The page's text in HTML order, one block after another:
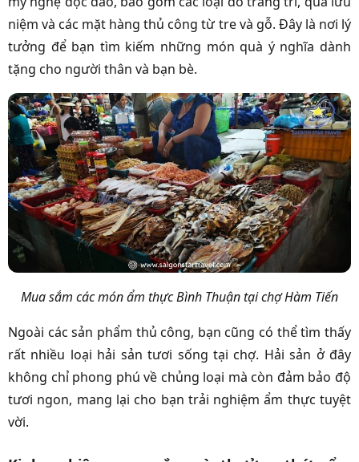
niệm và các mặt hàng thủ công từ tre và gỗ. Đây là nơi lý
tưởng để bạn tìm kiếm những món quà ý nghĩa dành
tặng cho người thân và bạn bè.
Mua sắm các món ẩm thực Bình Thuận tại chợ Hàm Tiến
Ngoài các sản phẩm thủ công, bạn cũng có thể tìm thấy
rất nhiều loại hải sản tươi sống tại chợ. Hải sản ở đây
không chỉ phong phú về chủng loại mà còn đảm bảo độ
tươi ngon, mang lại cho bạn trải nghiệm ẩm thực tuyệt
vời.